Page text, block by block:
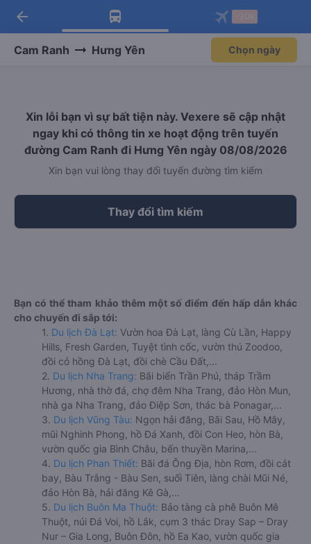
Tải app Vexere ngay!
Nhận ưu đãi thành viên độc
Mở app
Tải app Vexere
-30k/ghế khi đặt vé máy bay qua
Mở app
arrow_back
Cam Ranh Hưng Yên Chọn ngày
Xin lỗi bạn vì sự bất tiện này. Vexere sẽ cập nhật
ngay khi có thông tin xe hoạt động trên tuyến
đường Cam Ranh đi Hưng Yên ngày 08/08/2026
Xin bạn vui lòng thay đổi tuyến đường tìm kiếm
Thay đổi tìm kiếm
Bạn có thể tham khảo thêm một số điểm đến hấp dẫn khác
cho chuyến đi sắp tới:
1. Du lịch Đà Lạt: Vườn hoa Đà Lạt, làng Cù Lần, Happy
Hills, Fresh Garden, Tuyệt tình cốc, vườn thú Zoodoo,
đồi cỏ hồng Đà Lạt, đồi chè Cầu Đất,...
2. Du lịch Nha Trang: Bãi biển Trần Phú, tháp Trầm
Hương, nhà thờ đá, chợ đêm Nha Trang, đảo Hòn Mun,
nhà ga Nha Trang, đảo Điệp Sơn, thác bà Ponagar,...
3. Du lịch Vũng Tàu: Ngọn hải đăng, Bãi Sau, Hồ Mây,
mũi Nghinh Phong, hồ Đá Xanh, đồi Con Heo, hòn Bà,
vườn quốc gia Bình Châu, bến thuyền Marina,...
4. Du lịch Phan Thiết: Bãi đá Ông Địa, hòn Rơm, đồi cát
bay, Bàu Trắng - Bàu Sen, suối Tiên, làng chài Mũi Né,
đảo Hòn Bà, hải đăng Kê Gà,...
5. Du lịch Buôn Ma Thuột: Bảo tàng cà phê Buôn Mê
Thuột, núi Đá Voi, hồ Lắk, cụm 3 thác Dray Sap – Dray
Nur – Gia Long, Buôn Đôn, hồ Ea Kao, vườn quốc gia